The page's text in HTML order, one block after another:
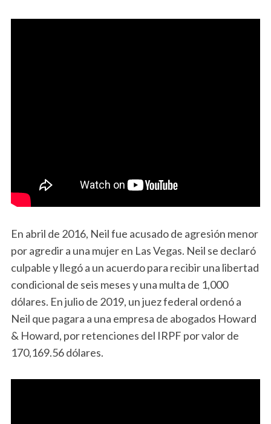
En abril de 2016, Neil fue acusado de agresión menor
por agredir a una mujer en Las Vegas. Neil se declaró
culpable y llegó a un acuerdo para recibir una libertad
condicional de seis meses y una multa de 1,000
dólares. En julio de 2019, un juez federal ordenó a
Neil que pagara a una empresa de abogados Howard
& Howard, por retenciones del IRPF por valor de
170,169.56 dólares.